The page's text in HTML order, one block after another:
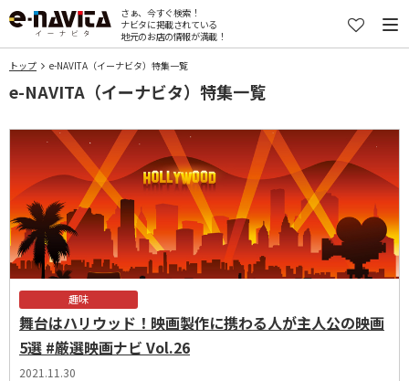
さぁ、今すぐ検索！
ナビタに掲載されている
地元のお店の情報が満載！
トップ e-NAVITA（イーナビタ）特集一覧
e-NAVITA（イーナビタ）特集一覧
趣味
舞台はハリウッド！映画製作に携わる人が主人公の映画
5選 #厳選映画ナビ Vol.26
2021.11.30